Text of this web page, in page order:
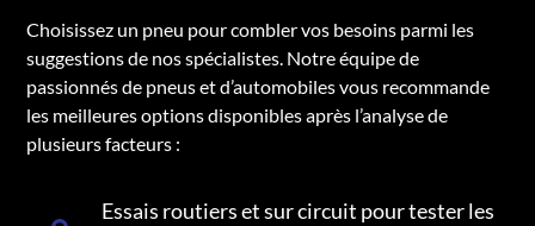
Choisissez un pneu pour combler vos besoins parmi les
suggestions de nos spécialistes. Notre équipe de
passionnés de pneus et d’automobiles vous recommande
les meilleures options disponibles après l’analyse de
plusieurs facteurs :
Essais routiers et sur circuit pour tester les